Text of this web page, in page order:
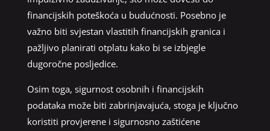
financijskih poteškoća u budućnosti. Posebno je
važno biti svjestan vlastitih financijskih granica i
pažljivo planirati otplatu kako bi se izbjegle
dugoročne posljedice.
Osim toga, sigurnost osobnih i financijskih
podataka može biti zabrinjavajuća, stoga je ključno
koristiti provjerene i sigurnosno zaštićene